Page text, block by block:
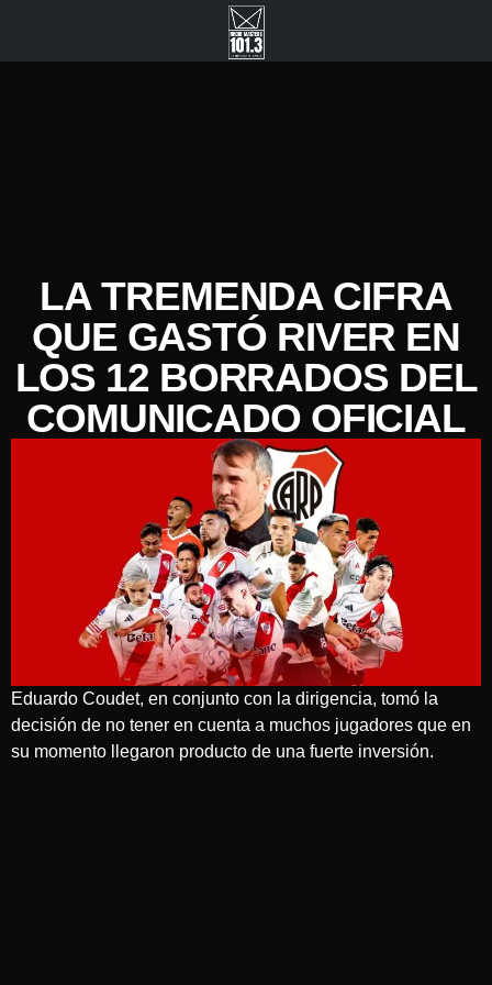
LA TREMENDA CIFRA
QUE GASTÓ RIVER EN
LOS 12 BORRADOS DEL
COMUNICADO OFICIAL
Eduardo Coudet, en conjunto con la dirigencia, tomó la
decisión de no tener en cuenta a muchos jugadores que en
su momento llegaron producto de una fuerte inversión.